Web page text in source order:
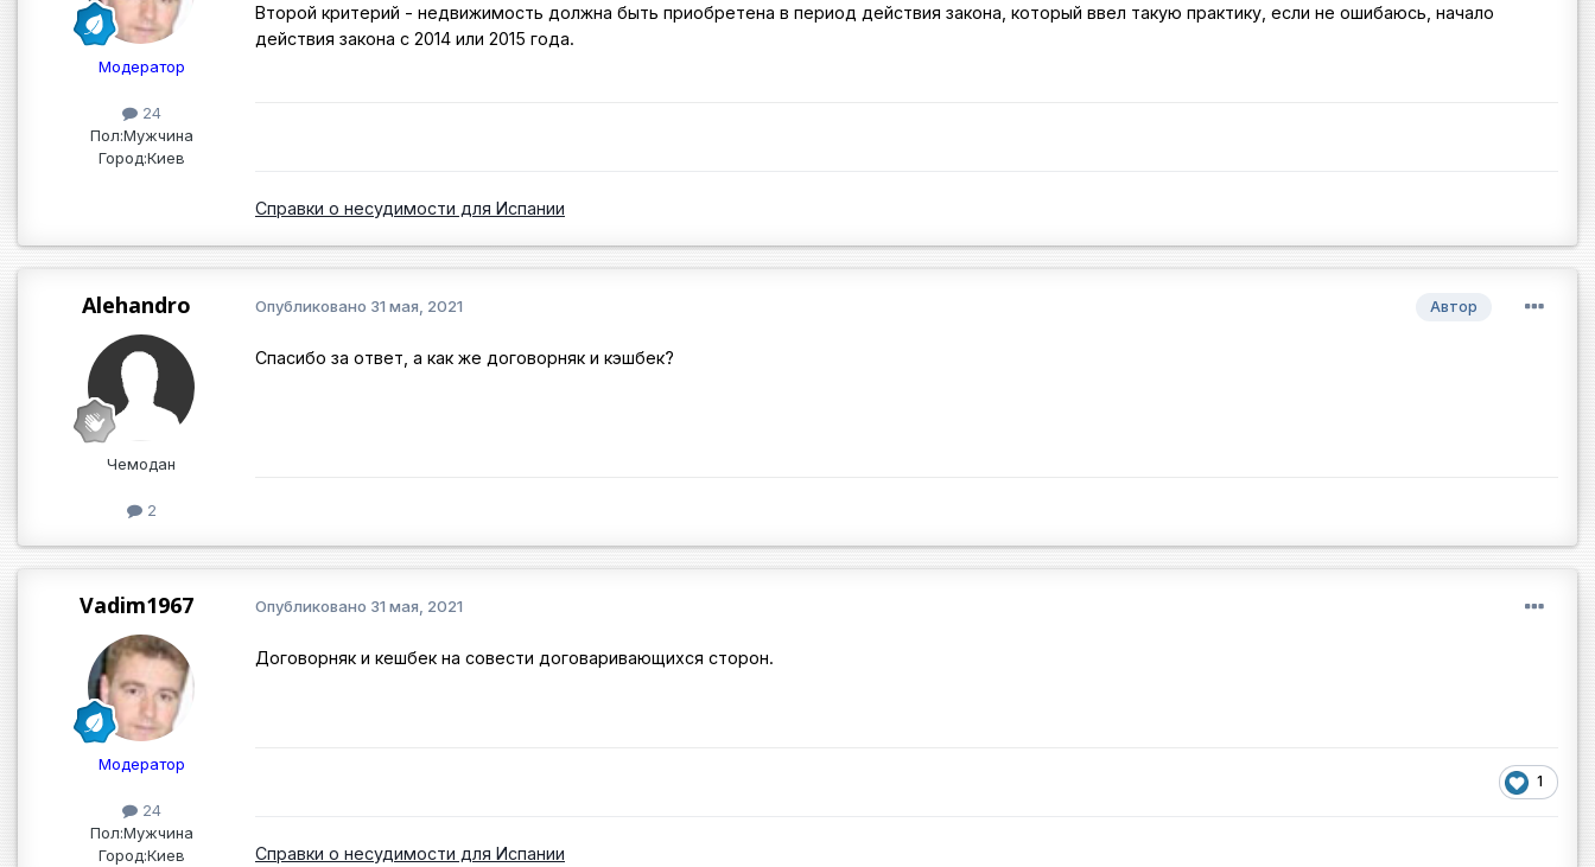
Модератор
24
Пол:Мужчина
Город:Киев
Второй критерий - недвижимость должна быть приобретена в период действия закона, который ввел такую практику, если не ошибаюсь, начало
действия закона с 2014 или 2015 года.
Справки о несудимости для Испании
Alehandro
Чемодан
2
Автор
Опубликовано 31 мая, 2021
Спасибо за ответ, а как же договорняк и кэшбек?
Vadim1967
Модератор
24
Пол:Мужчина
Город:Киев
Опубликовано 31 мая, 2021
Договорняк и кешбек на совести договаривающихся сторон.
1
Справки о несудимости для Испании